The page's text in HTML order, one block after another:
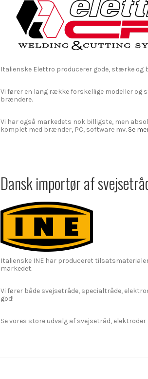
Italienske Elettro producerer gode, stærke og
Vi fører en lang række forskellige modeller og
brændere.
Vi har også markedets nok billigste, men
komplet med brænder, PC, software mv. Se
Dansk importør af
Italienske INE har produceret
markedet.
Vi fører både svejsetråde, specialtråde,
god!
Se vores store udvalg af svejsetråd,